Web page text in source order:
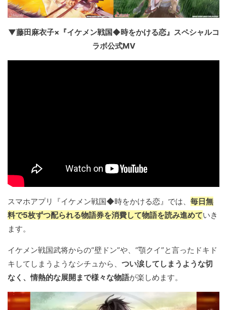
▼藤田麻衣子×『イケメン戦国◆時をかける恋』スペシャルコ
ラボ公式MV
スマホアプリ『イケメン戦国◆時をかける恋』では、 毎日無
料で5枚ずつ配られる物語券を消費して物語を読み進めていき
ます。
イケメン戦国武将からの“壁ドン”や、“顎クイ”と言ったドキド
キしてしまうようなシチュから、 つい涙してしまうような切
なく、情熱的な展開まで様々な物語が楽しめます。